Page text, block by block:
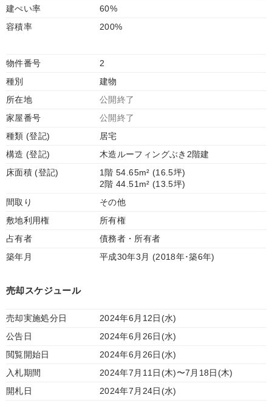
建ぺい率
60%
容積率
200%
物件番号
2
種別
建物
所在地
公開終了
家屋番号
公開終了
種類 (登記)
居宅
構造 (登記)
木造ルーフィングぶき2階建
床面積 (登記)
1階 54.65m² (16.5坪)
2階 44.51m² (13.5坪)
間取り
その他
敷地利用権
所有権
占有者
債務者・所有者
築年月
平成30年3月 (2018年･築6年)
売却スケジュール
売却実施処分日
2024年6月12日(水)
公告日
2024年6月26日(水)
閲覧開始日
2024年6月26日(水)
入札期間
2024年7月11日(木)〜7月18日(木)
開札日
2024年7月24日(水)